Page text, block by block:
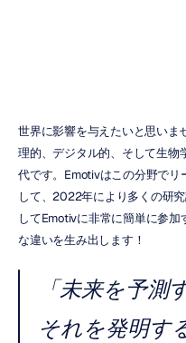
世界に影響を与えたいと思いま
理的、デジタル的、そして生物
代です。Emotivはこの分野でリ
して、2022年により多くの研
してEmotivに非常に簡単に参
な違いを生み出します！
「未来を予測
それを発明す